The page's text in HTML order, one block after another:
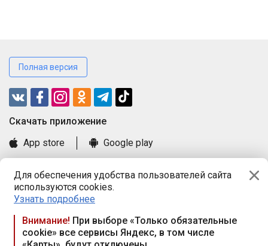
Для обеспечения удобства пользователей сайта
используются cookies.
Узнать подробнее
Внимание! При выборе «Только обязательные
cookie» все сервисы Яндекс, в том числе
Полная версия
Cкачать приложение
App store
Google play
Книга замечаний и предложений
Правила и документы
Praca.by © 2000—2026, ООО «ПРАЦА БАЙ»
Республика Беларусь, 220114, г. Минск, пр-т Независимости
117а, пом. № 9.